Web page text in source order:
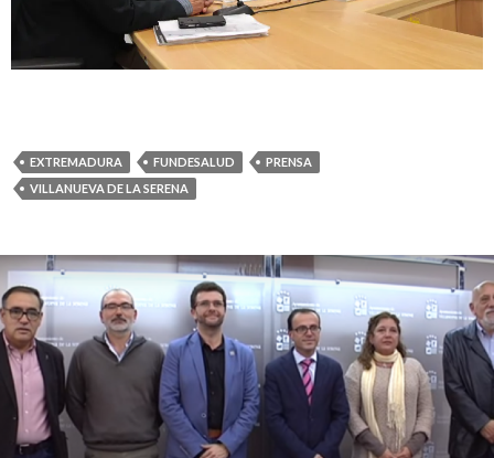
EXTREMADURA FUNDESALUD
PRENSA
VILLANUEVA DE LA SERENA